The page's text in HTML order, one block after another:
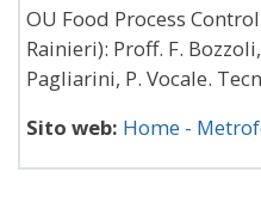
OU Food Process
Rainieri): Proff. F.
Pagliarini, P. Vocale.
Sito web: Home -